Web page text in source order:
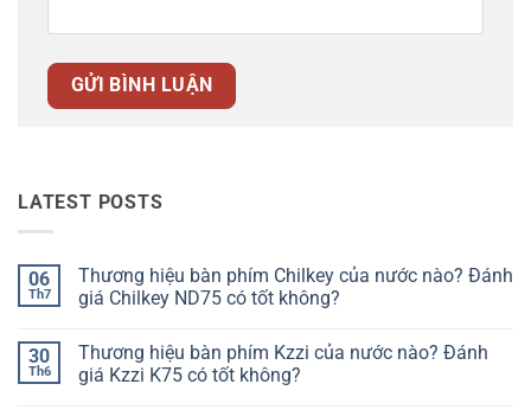
LATEST POSTS
06
Th7
Thương hiệu bàn phím Chilkey của nước nào? Đánh
giá Chilkey ND75 có tốt không?
bình
luận
ở
30
Th6
Thương hiệu bàn phím Kzzi của nước nào? Đánh
giá Kzzi K75 có tốt không?